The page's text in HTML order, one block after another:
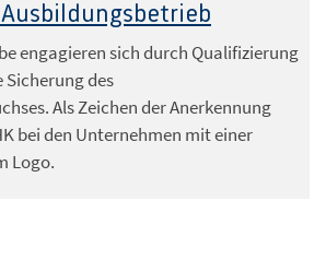
engagieren sich durch Qualifizierung
des
Als Zeichen der Anerkennung
bei den Unternehmen mit einer
Logo.